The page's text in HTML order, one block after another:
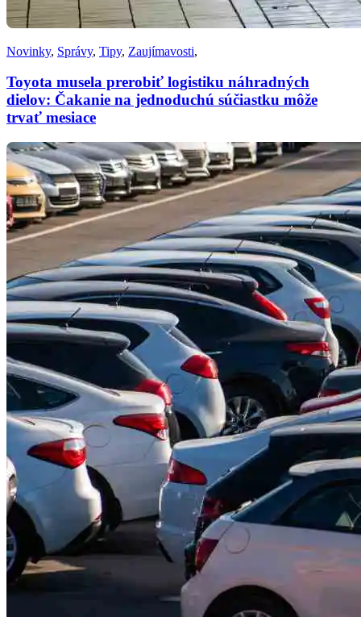
Novinky, Správy, Tipy, Zaujímavosti,
Toyota musela prerobiť logistiku náhradných
dielov: Čakanie na jednoduchú súčiastku môže
trvať mesiace